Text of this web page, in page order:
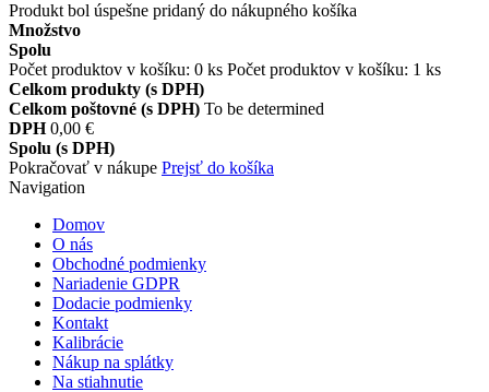
Produkt bol úspešne pridaný do nákupného košíka
Množstvo
Spolu
Počet produktov v košíku: 0 ks Počet produktov v košíku: 1 ks
Celkom produkty (s DPH)
Celkom poštovné (s DPH) To be determined
DPH 0,00 €
Spolu (s DPH)
Pokračovať v nákupe Prejsť do košíka
Navigation
Domov
O nás
Obchodné podmienky
Nariadenie GDPR
Dodacie podmienky
Kontakt
Kalibrácie
Nákup na splátky
Na stiahnutie